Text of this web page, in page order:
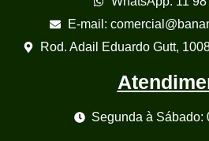
E-mail:
Rod. Adail Eduardo Gutt,
Segunda à Sábado: